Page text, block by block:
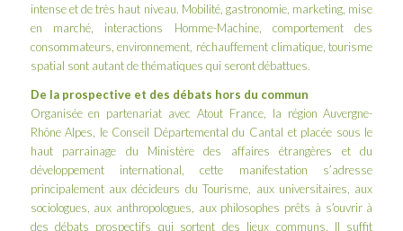
intense et de très haut niveau. Mobilité, gastronomie, marketing, mise
en marché, interactions Homme-Machine, comportement des
consommateurs, environnement, réchauffement climatique, tourisme
spatial sont autant de thématiques qui seront débattues.
De la prospective et des débats hors du commun
Organisée en partenariat avec Atout France, la région Auvergne-
Rhône Alpes, le Conseil Départemental du Cantal et placée sous le
haut parrainage du Ministère des affaires étrangères et du
développement international, cette manifestation s’adresse
principalement aux décideurs du Tourisme, aux universitaires, aux
sociologues, aux anthropologues, aux philosophes prêts à s’ouvrir à
des débats prospectifs qui sortent des lieux communs. Il suffit